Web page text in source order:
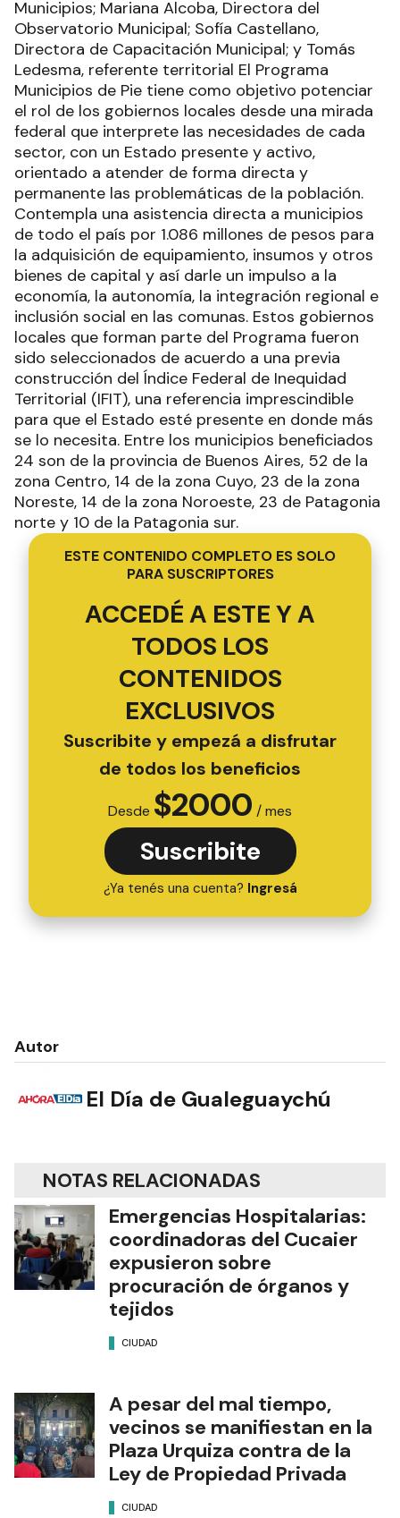
Municipios; Mariana Alcoba, Directora del
Observatorio Municipal; Sofía Castellano,
Directora de Capacitación Municipal; y Tomás
Ledesma, referente territorial El Programa
Municipios de Pie tiene como objetivo potenciar
el rol de los gobiernos locales desde una mirada
federal que interprete las necesidades de cada
sector, con un Estado presente y activo,
orientado a atender de forma directa y
permanente las problemáticas de la población.
Contempla una asistencia directa a municipios
de todo el país por 1.086 millones de pesos para
la adquisición de equipamiento, insumos y otros
bienes de capital y así darle un impulso a la
economía, la autonomía, la integración regional e
inclusión social en las comunas. Estos gobiernos
locales que forman parte del Programa fueron
sido seleccionados de acuerdo a una previa
construcción del Índice Federal de Inequidad
Territorial (IFIT), una referencia imprescindible
para que el Estado esté presente en donde más
se lo necesita. Entre los municipios beneficiados
24 son de la provincia de Buenos Aires, 52 de la
zona Centro, 14 de la zona Cuyo, 23 de la zona
Noreste, 14 de la zona Noroeste, 23 de Patagonia
norte y 10 de la Patagonia sur.
ESTE CONTENIDO COMPLETO ES SOLO
PARA SUSCRIPTORES
ACCEDÉ A ESTE Y A
TODOS LOS
CONTENIDOS
EXCLUSIVOS
Suscribite y empezá a disfrutar
de todos los beneficios
Desde $2000 / mes
Suscribite
¿Ya tenés una cuenta? Ingresá
Autor
El Día de Gualeguaychú
NOTAS RELACIONADAS
Emergencias Hospitalarias:
coordinadoras del Cucaier
expusieron sobre
procuración de órganos y
tejidos
CIUDAD
A pesar del mal tiempo,
vecinos se manifiestan en la
Plaza Urquiza contra de la
Ley de Propiedad Privada
CIUDAD